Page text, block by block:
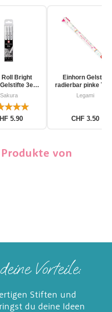
Roll Bright
3er
Pack
Sakura
5.90
Einhorn Gelstift
radierbar pinke
Legami
CHF 3.50
von
Vorteile:
Stiften und
du deine Ideen